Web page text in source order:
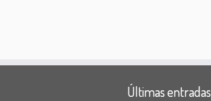
Últimas entradas